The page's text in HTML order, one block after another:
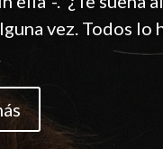
vez. Todos lo